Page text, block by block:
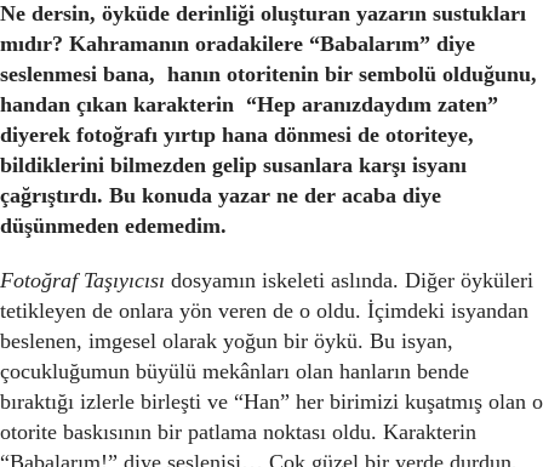
Ne dersin, öyküde derinliği oluşturan yazarın sustukları
mıdır? Kahramanın oradakilere “Babalarım” diye
seslenmesi bana, hanın otoritenin bir sembolü olduğunu,
handan çıkan karakterin “Hep aranızdaydım zaten”
diyerek fotoğrafı yırtıp hana dönmesi de otoriteye,
bildiklerini bilmezden gelip susanlara karşı isyanı
çağrıştırdı. Bu konuda yazar ne der acaba diye
düşünmeden edemedim.
Fotoğraf Taşıyıcısı dosyamın iskeleti aslında. Diğer öyküleri
tetikleyen de onlara yön veren de o oldu. İçimdeki isyandan
beslenen, imgesel olarak yoğun bir öykü. Bu isyan,
çocukluğumun büyülü mekânları olan hanların bende
bıraktığı izlerle birleşti ve “Han” her birimizi kuşatmış olan o
otorite baskısının bir patlama noktası oldu. Karakterin